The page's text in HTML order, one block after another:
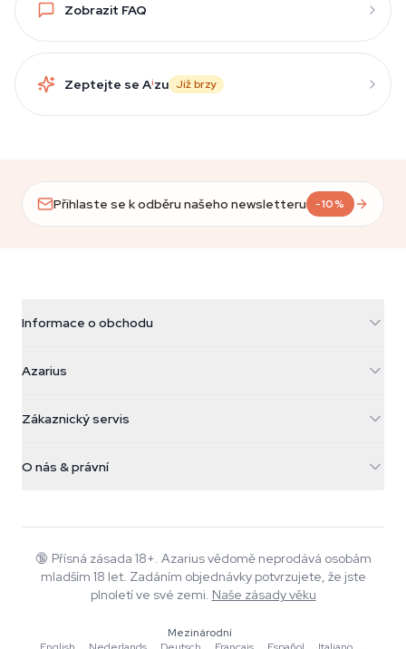
Zobrazit FAQ
Zeptejte se Aizu Již brzy
Přihlaste se k odběru našeho newsletteru -10%
Informace o obchodu
Galvaniweg 11
Nederland
+31(0)204897914
Azarius
Kouzelné houby
Smokeshop
Zákaznický servis
Pravidla vrácení
Časté dotazy
Zásady ochrany osobních údajů
O nás & právní
Wiki
Blog
Hudba
Redakční standardy
🔞 Přísná zásada 18+. Azarius vědomě neprodává osobám
mladším 18 let. Zadáním objednávky potvrzujete, že jste
plnoletí ve své zemi. Naše zásady věku
Mezinárodní